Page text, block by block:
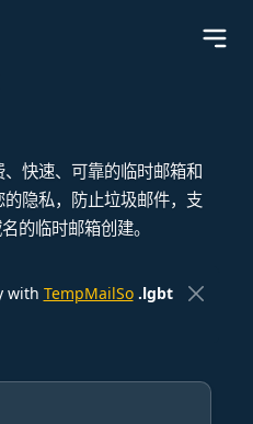
快速、可靠的临时邮箱和
隐私，防止垃圾邮件，支
的临时邮箱创建。
with TempMailSo .lgbt